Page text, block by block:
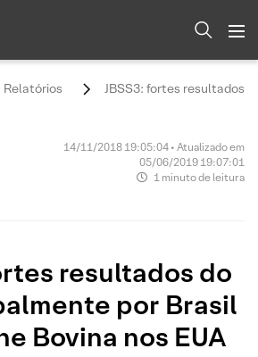
Relatórios JBSS3: fortes resultados
14/11/2018 19:05:04 • Atualizado em
05/06/2019 19:07:01
1 minuto de leitura
resultados do
por Brasil
Bovina nos EUA